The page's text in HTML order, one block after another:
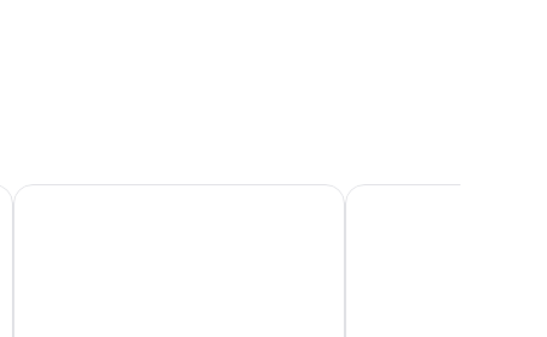
Clarion Hotel Post, Gothenburg Elite Park Avenue Hotel